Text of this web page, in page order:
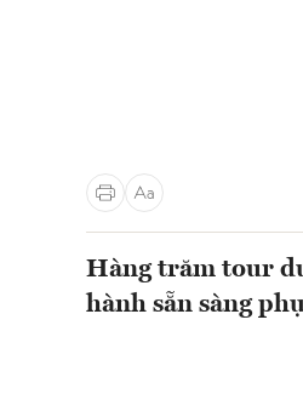
Hàng trăm tour
hành sẵn sàng